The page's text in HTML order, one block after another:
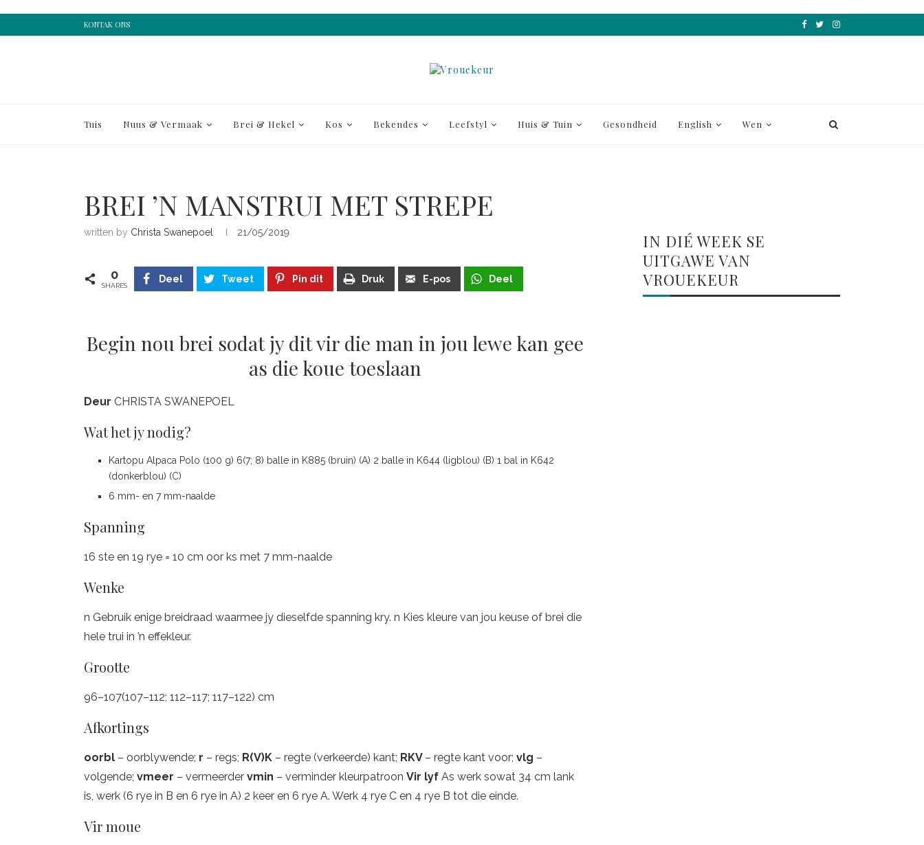
KONTAK ONS
Tuis Nuus & Vermaak Brei & Hekel Kos Bekendes Leefstyl Huis & Tuin Gesondheid English Wen
BREI ’N MANSTRUI MET STREPE
written by Christa Swanepoel 21/05/2019
0
SHARES
Deel Tweet Pin dit Druk E-pos Deel
Begin nou brei sodat jy dit vir die man in jou lewe kan gee
as die koue toeslaan
Deur CHRISTA SWANEPOEL
Wat het jy nodig?
Kartopu Alpaca Polo (100 g) 6(7; 8) balle in K885 (bruin) (A) 2 balle in K644 (ligblou) (B) 1 bal in K642
(donkerblou) (C)
6 mm- en 7 mm-naalde
Spanning
16 ste en 19 rye = 10 cm oor ks met 7 mm-naalde
Wenke
n Gebruik enige breidraad waarmee jy dieselfde spanning kry. n Kies kleure van jou keuse of brei die
hele trui in ’n effekleur.
Grootte
96–107(107–112; 112–117; 117–122) cm
Afkortings
oorbl – oorblywende; r – regs; R(V)K – regte (verkeerde) kant; RKV – regte kant voor; vlg –
volgende; vmeer – vermeerder vmin – verminder kleurpatroon Vir lyf As werk sowat 34 cm lank
is, werk (6 rye in B en 6 rye in A) 2 keer en 6 rye A. Werk 4 rye C en 4 rye B tot die einde.
Vir moue
IN DIÉ WEEK SE
UITGAWE VAN
VROUEKEUR